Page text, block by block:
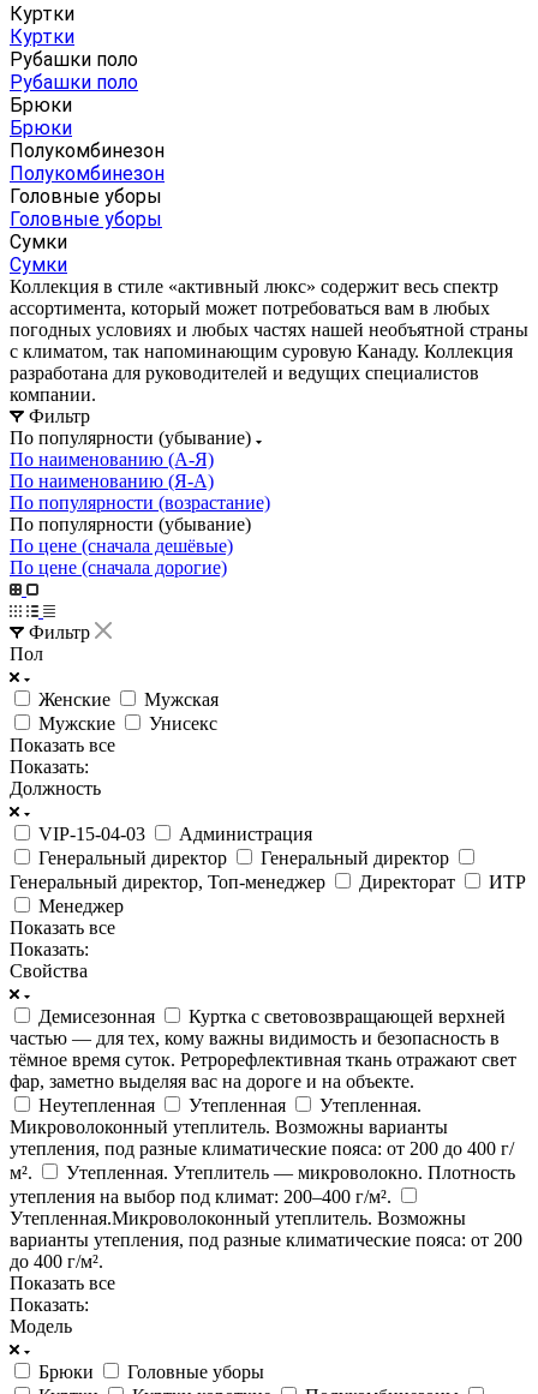
Куртки
Куртки
Рубашки поло
Рубашки поло
Брюки
Брюки
Полукомбинезон
Полукомбинезон
Головные уборы
Головные уборы
Сумки
Сумки
Коллекция в стиле «активный люкс» содержит весь спектр
ассортимента, который может потребоваться вам в любых
погодных условиях и любых частях нашей необъятной страны
с климатом, так напоминающим суровую Канаду. Коллекция
разработана для руководителей и ведущих специалистов
компании.
Фильтр
По популярности (убывание)
По наименованию (А-Я)
По наименованию (Я-А)
По популярности (возрастание)
По популярности (убывание)
По цене (сначала дешёвые)
По цене (сначала дорогие)
Фильтр
Пол
Женские
Мужская
Мужские
Унисекс
Показать все
Показать:
Должность
VIP-15-04-03
Администрация
Генеральный директор
Генеральный директор
Генеральный директор, Топ-менеджер
Директорат
ИТР
Менеджер
Показать все
Показать:
Свойства
Демисезонная
Куртка с световозвращающей верхней
частью — для тех, кому важны видимость и безопасность в
тёмное время суток. Ретрорефлективная ткань отражают свет
фар, заметно выделяя вас на дороге и на объекте.
Неутепленная
Утепленная
Утепленная.
Микроволоконный утеплитель. Возможны варианты
утепления, под разные климатические пояса: от 200 до 400 г/
м².
Утепленная. Утеплитель — микроволокно. Плотность
утепления на выбор под климат: 200–400 г/м².
Утепленная.Микроволоконный утеплитель. Возможны
варианты утепления, под разные климатические пояса: от 200
до 400 г/м².
Показать все
Показать:
Модель
Брюки
Головные уборы